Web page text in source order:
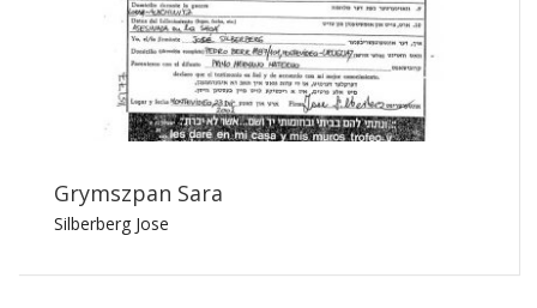
Grymszpan Sara
Silberberg Jose